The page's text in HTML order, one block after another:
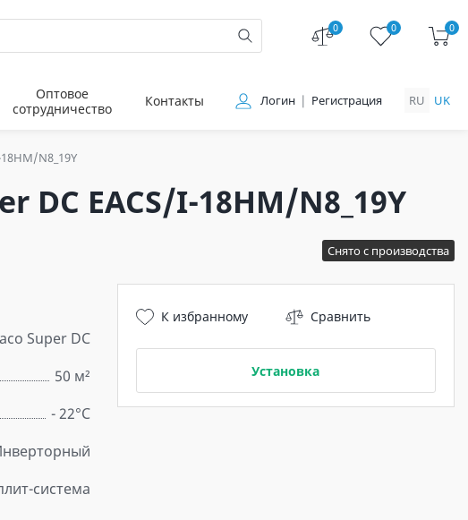
0 0 0
Оптовое
сотрудничество
Контакты Логин Регистрация RU UK
N8_19Y
DC EACS/I-18HM/N8_19Y
Снято с производства
Super DC
50 м²
- 22°C
система
К избранному Сравнить
Установка